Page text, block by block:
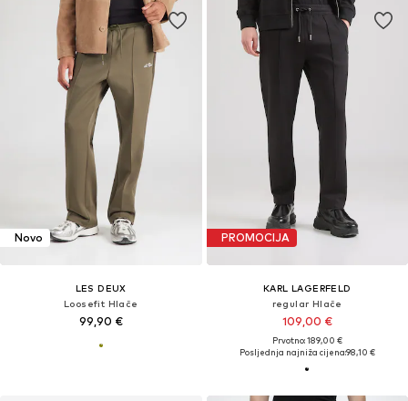
Novo
LES DEUX
Loosefit Hlače
99,90 €
PROMOCIJA
KARL LAGERFELD
regular Hlače
109,00 €
Prvotno: 189,00 €
Posljednja najniža cijena:98,10 €